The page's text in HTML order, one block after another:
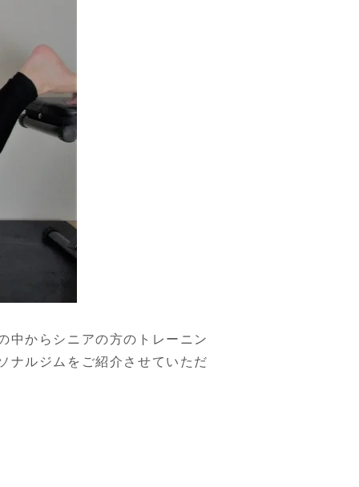
中からシニアの方のトレーニン
ナルジムをご紹介させていただ